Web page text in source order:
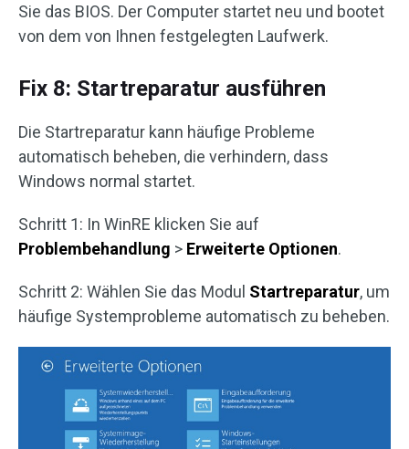
Sie das BIOS. Der Computer startet neu und bootet
von dem von Ihnen festgelegten Laufwerk.
Fix 8: Startreparatur ausführen
Die Startreparatur kann häufige Probleme
automatisch beheben, die verhindern, dass
Windows normal startet.
Schritt 1: In WinRE klicken Sie auf
Problembehandlung > Erweiterte Optionen.
Schritt 2: Wählen Sie das Modul Startreparatur, um
häufige Systemprobleme automatisch zu beheben.